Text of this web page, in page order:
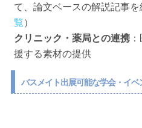
て、論文ベースの解説記事
覧）
クリニック・薬局との連携
援する素材の提供
バスメイト出展可能な学会・イ